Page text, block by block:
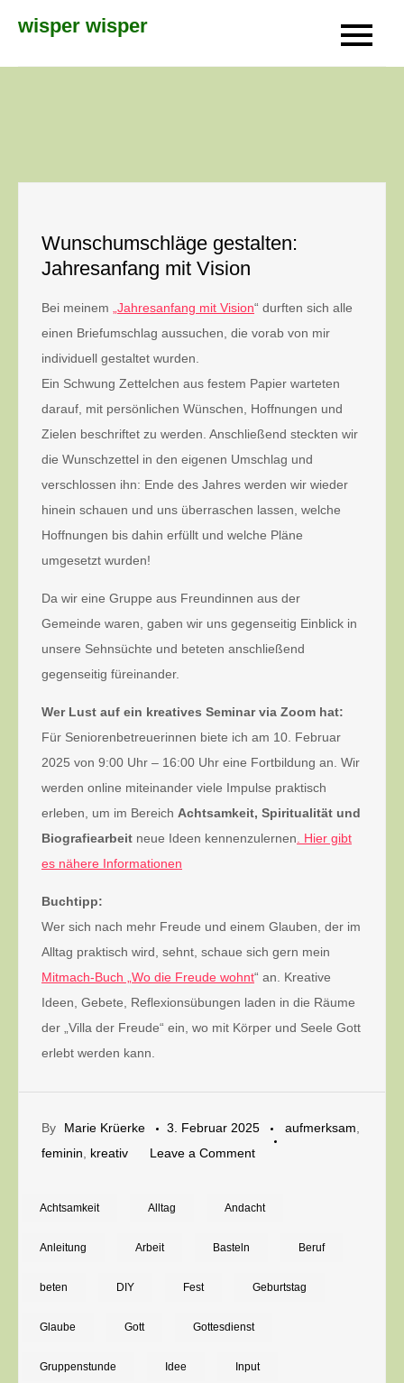
wisper wisper
Wunschumschläge gestalten:
Jahresanfang mit Vision
Bei meinem „Jahresanfang mit Vision“ durften sich alle
einen Briefumschlag aussuchen, die vorab von mir
individuell gestaltet wurden.
Ein Schwung Zettelchen aus festem Papier warteten
darauf, mit persönlichen Wünschen, Hoffnungen und
Zielen beschriftet zu werden. Anschließend steckten wir
die Wunschzettel in den eigenen Umschlag und
verschlossen ihn: Ende des Jahres werden wir wieder
hinein schauen und uns überraschen lassen, welche
Hoffnungen bis dahin erfüllt und welche Pläne
umgesetzt wurden!
Da wir eine Gruppe aus Freundinnen aus der
Gemeinde waren, gaben wir uns gegenseitig Einblick in
unsere Sehnsüchte und beteten anschließend
gegenseitig füreinander.
Wer Lust auf ein kreatives Seminar via Zoom hat:
Für Seniorenbetreuerinnen biete ich am 10. Februar
2025 von 9:00 Uhr – 16:00 Uhr eine Fortbildung an. Wir
werden online miteinander viele Impulse praktisch
erleben, um im Bereich Achtsamkeit, Spiritualität und
Biografiearbeit neue Ideen kennenzulernen . Hier gibt
es nähere Informationen
Buchtipp:
Wer sich nach mehr Freude und einem Glauben, der im
Alltag praktisch wird, sehnt, schaue sich gern mein
Mitmach-Buch „Wo die Freude wohnt“ an. Kreative
Ideen, Gebete, Reflexionsübungen laden in die Räume
der „Villa der Freude“ ein, wo mit Körper und Seele Gott
erlebt werden kann.
By Marie Krüerke 3. Februar 2025 aufmerksam
feminin
kreativ Leave a Commenton
gestalten:
Achtsamkeit Alltag Andacht
Anleitung Arbeit Basteln Beruf
beten DIY Fest Geburtstag
Glaube Gott Gottesdienst
Gruppenstunde Idee Input